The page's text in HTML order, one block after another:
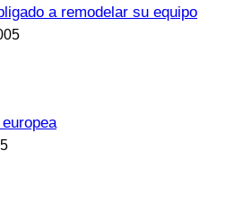
a remodelar su equipo